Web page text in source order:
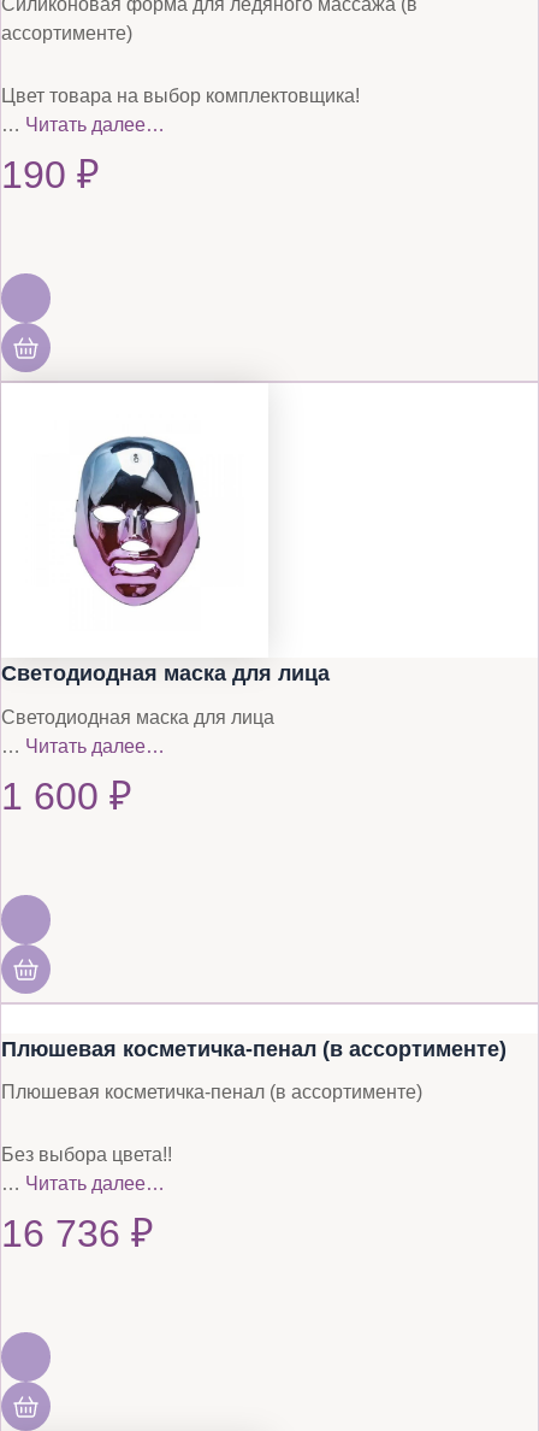
ассортименте)
Цвет товара на выбор комплектовщика!
… Читать далее…
190 ₽
Светодиодная маска для лица
Светодиодная маска для лица
… Читать далее…
1 600 ₽
Плюшевая косметичка-пенал (в ассортименте)
Плюшевая косметичка-пенал (в ассортименте)
Без выбора цвета!!
… Читать далее…
16 736 ₽